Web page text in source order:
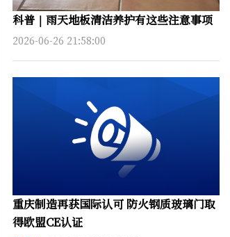
科普｜雨天地板清洁养护有这些注意事项
2026-06-26 21:58:00
重庆制造再获国际认可 防火钢质玻璃门取
得欧盟CE认证